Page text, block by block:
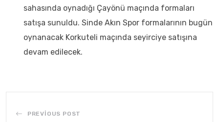
sahasında oynadığı Çayönü maçında formaları
satışa sunuldu. Sinde Akın Spor formalarının bugün
oynanacak Korkuteli maçında seyirciye satışına
devam edilecek.
PREVIOUS POST